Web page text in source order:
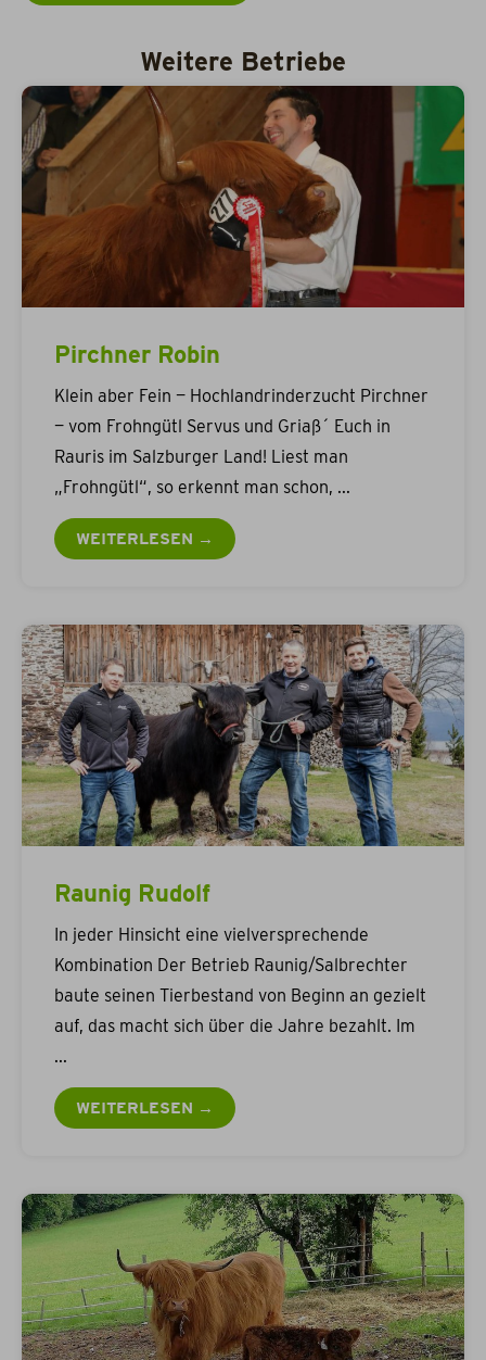
Weitere Betriebe
Pirchner Robin
Klein aber Fein — Hochlandrinderzucht Pirchner
— vom Frohngütl Servus und Griaß´ Euch in
Rauris im Salzburger Land! Liest man
„Frohngütl“, so erkennt man schon,
WEITERLESEN →
Raunig Rudolf
In jeder Hinsicht eine vielversprechende
Kombination Der Betrieb Raunig/Salbrechter
baute seinen Tierbestand von Beginn an gezielt
auf, das macht sich über die Jahre bezahlt. Im
WEITERLESEN →